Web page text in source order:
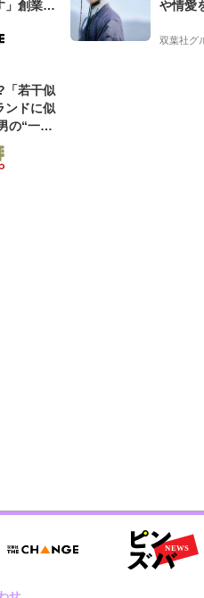
」創業来
や情愛
双葉社グ
「若干似
ンドに似
の“一人
元気を